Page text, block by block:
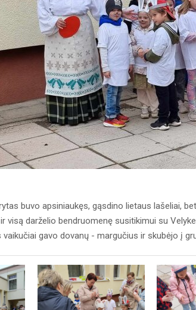
buvo apsiniaukęs, gąsdino lietaus lašeliai,
visą darželio bendruomenę susitikimui su
gavo dovanų - margučius ir skubėjo į